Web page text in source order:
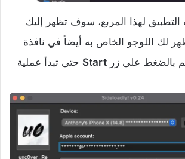
لهذا المربع، سوف تظهر إليك
لك اللوجو الخاص به أيضاً في نافذة
قم بالضغط على زر Start حتى تبدأ عملية